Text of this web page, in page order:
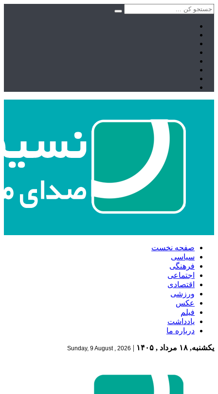
صفحه نخست
سیاسی
فرهنگی
اجتماعی
اقتصادی
ورزشی
عکس
فیلم
یادداشت
درباره ما
یکشنبه, ۱۸ مرداد , ۱۴۰۵ |
Sunday, 9 August , 2026